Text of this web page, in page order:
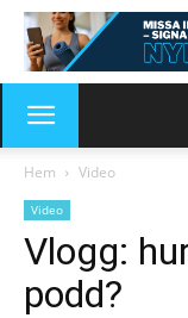
Hem Video
Video
Vlogg:
podd?